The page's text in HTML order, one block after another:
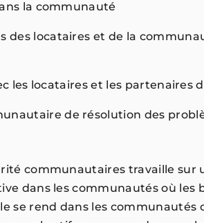
la communauté
des locataires et de la
les locataires et les
de résolution des
communautaires travaille sur
dans les communautés où les
se rend dans les communautés